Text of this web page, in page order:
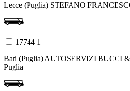
Lecce (Puglia) STEFANO
17744 1
Bari (Puglia) AUTOSERVIZI BUCCI
Puglia